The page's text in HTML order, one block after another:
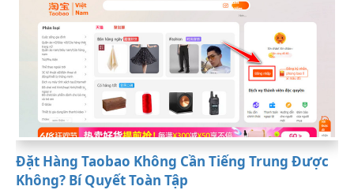
Đặt Hàng Taobao Không Cần Tiếng Trung Được
Không? Bí Quyết Toàn Tập